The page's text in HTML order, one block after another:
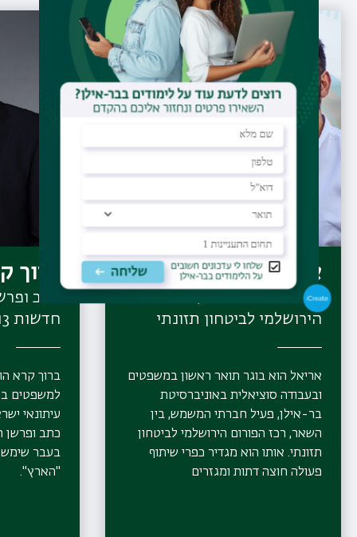
אריאל שוורץ
מייסד ורכז הפורום, הפורום
הירושלמי לביטחון תזונתי
אריאל הוא בוגר תואר ראשון במשפטים
ובעבודה סוציאלית באוניברסיטת
בר-אילן, פעיל חברתי המשמש, בין
השאר, רכז הפורום הירושלמי לביטחון
תזונתי. אותו הוא מגדיר כפרי שיתוף
פעולה חוצה דתות ומגזרים
ברוך
כתב
חדשות 13
ברוך קרא
למשפטים
עיתונאי
בעבר שימש
"הארץ".